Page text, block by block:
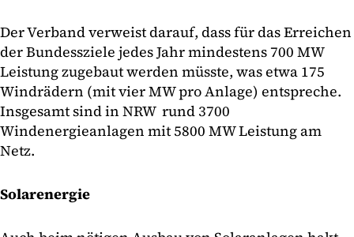
Der Verband verweist darauf, dass für das Erreichen
der Bundessziele jedes Jahr mindestens 700 MW
Leistung zugebaut werden müsste, was etwa 175
Windrädern (mit vier MW pro Anlage) entspreche.
Insgesamt sind in NRW rund 3700
Windenergieanlagen mit 5800 MW Leistung am
Netz.
Solarenergie